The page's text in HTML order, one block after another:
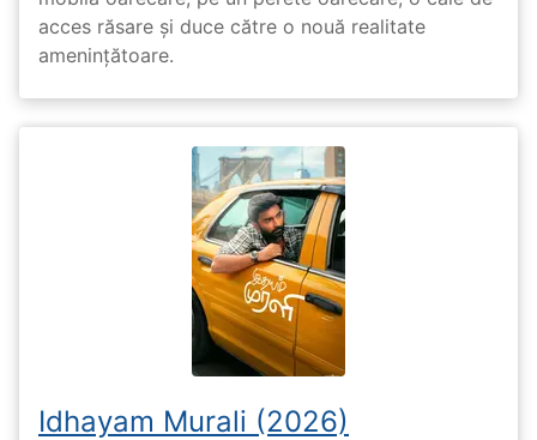
acces răsare și duce către o nouă realitate
amenințătoare.
Idhayam Murali (2026)